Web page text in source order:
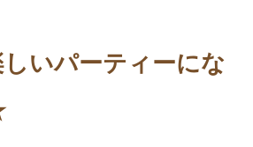
いパーティーにな